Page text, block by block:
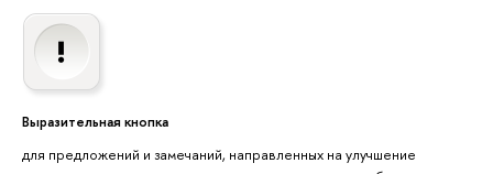
Выразительная кнопка
для предложений и замечаний, направленных на улучшение